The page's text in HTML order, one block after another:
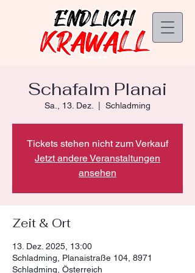
Schafalm Planai
Sa., 13. Dez. Schladming
Tickets stehen nicht zum Verkauf
Jetzt andere Veranstaltungen
ansehen
Zeit & Ort
13. Dez. 2025, 13:00
Schladming, Planaistraße 104, 8971
Schladming, Österreich